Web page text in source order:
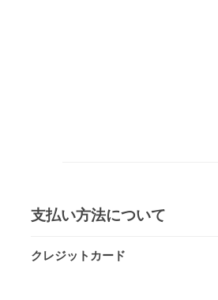
支払い方法について
クレジットカード